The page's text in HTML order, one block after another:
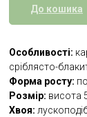
До кошика
Особливості:
сріблясто-
Форма росту:
Розмір: висота
Хвоя: